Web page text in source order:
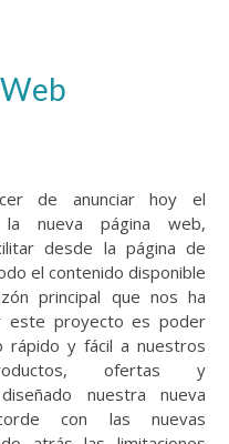
de anunciar hoy el
la nueva página web,
desde la página de
el contenido disponible
principal que nos ha
este proyecto es poder
rápido y fácil a nuestros
ofertas y
nuestra nueva
con las nuevas